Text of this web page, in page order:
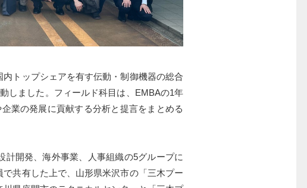
トップシェアを有す伝動・制御機器の総合
しました。フィールド科目は、EMBAの1年
業の発展に貢献する分析と提言をまとめる
開発、海外事業、人事組織の5グループに
共有した上で、山形県米沢市の「三木プー